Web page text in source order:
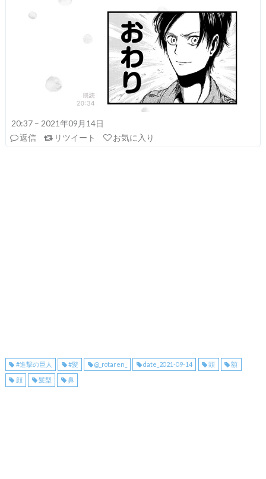
20:37 – 2021年09月14日
返信
リツイート お気に入り
#進撃の巨人 #髪 @_rotaren_ date_2021-09-14 頭 額
顔 髪型 鼻